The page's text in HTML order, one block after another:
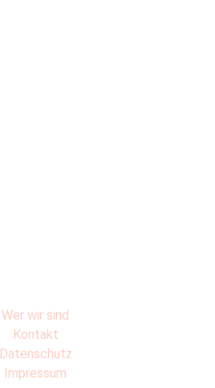
Wer wir sind
Kontakt
Datenschutz
Impressum